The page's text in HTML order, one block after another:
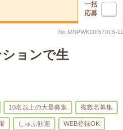
一括
応募
No.MNPWKO857006-11
ョンで生
10名以上の大量募集 複数名募集
しゅふ歓迎 WEB登録OK